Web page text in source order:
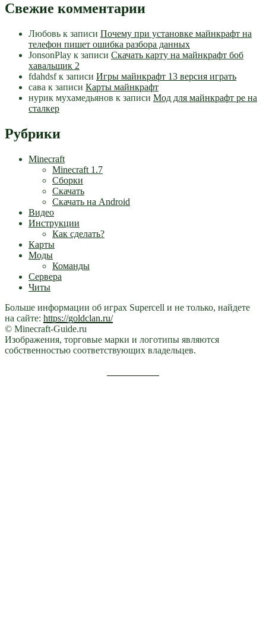
Свежие комментарии
Любовь к записи Почему при установке майнкрафт на
телефон пишет ошибка разбора данных
JonsonPlay к записи Скачать карту на майнкрафт боб
хавальщик 2
fdahdsfк записи Игры майнкрафт 13 версия играть
сава к записи Карты майнкрафт
нурик мухамедьянов к записи Мод для майнкрафт pe на
сталкер
Рубрики
Minecraft
Minecraft 1.7
Сборки
Скачать
Скачать на Android
Видео
Инструкции
Как сделать?
Карты
Моды
Команды
Сервера
Читы
Больше информации об играх Supercell и не только, найдете
на сайте: https://goldclan.ru/
© Minecraft-Guide.ru
Изображения, торговые марки и логотипы являются
собственностью соответствующих владельцев.